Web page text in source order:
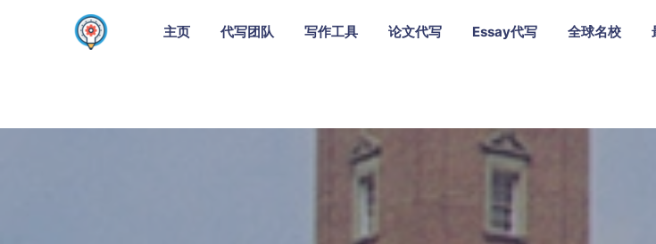
主页 代写团队 写作工具 论文代写 Essay代写 全球名校